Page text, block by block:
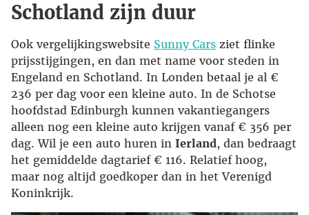
Schotland zijn duur
Ook vergelijkingswebsite Sunny Cars ziet flinke
prijsstijgingen, en dan met name voor steden in
Engeland en Schotland. In Londen betaal je al €
236 per dag voor een kleine auto. In de Schotse
hoofdstad Edinburgh kunnen vakantiegangers
alleen nog een kleine auto krijgen vanaf € 356 per
dag. Wil je een auto huren in Ierland, dan bedraagt
het gemiddelde dagtarief € 116. Relatief hoog,
maar nog altijd goedkoper dan in het Verenigd
Koninkrijk.